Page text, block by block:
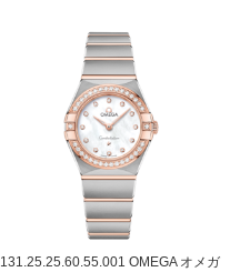
131.25.25.60.55.001 OMEGA オメガ